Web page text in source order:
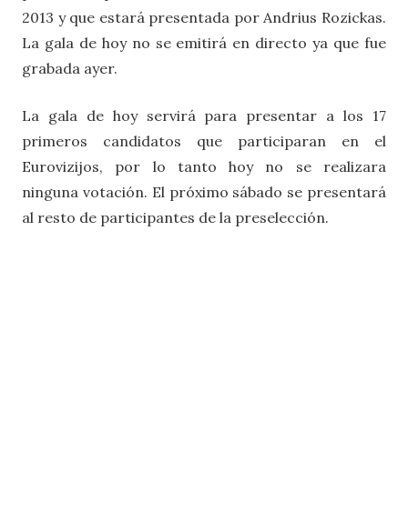
2013 y que estará presentada por Andrius Rozickas.
La gala de hoy no se emitirá en directo ya que fue
grabada ayer.
La gala de hoy servirá para presentar a los 17
primeros candidatos que participaran en el
Eurovizijos, por lo tanto hoy no se realizara
ninguna votación. El próximo sábado se presentará
al resto de participantes de la preselección.